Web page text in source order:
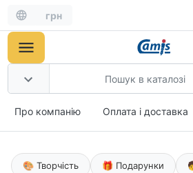
грн
Про компанію Оплата і доставка
🎨 Творчість 🎁 Подарунки